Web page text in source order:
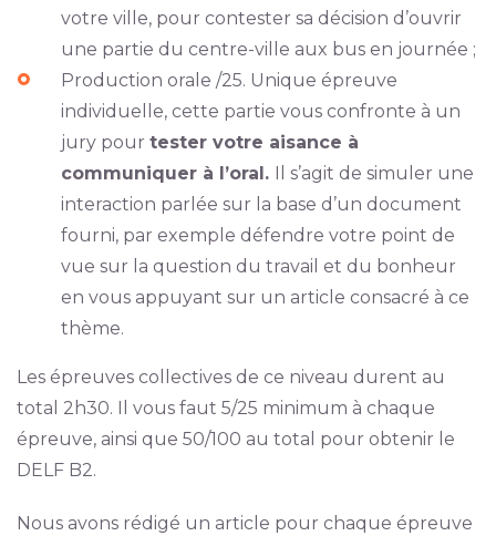
votre ville, pour contester sa décision d’ouvrir
une partie du centre-ville aux bus en journée ;
Production orale /25. Unique épreuve
individuelle, cette partie vous confronte à un
jury pour tester votre aisance à
communiquer à l’oral.
Il s’agit de simuler une
interaction parlée sur la base d’un document
fourni, par exemple défendre votre point de
vue sur la question du travail et du bonheur
en vous appuyant sur un article consacré à ce
thème.
Les épreuves collectives de ce niveau durent au
total 2h30. Il vous faut 5/25 minimum à chaque
épreuve, ainsi que 50/100 au total pour obtenir le
DELF B2.
Nous avons rédigé un article pour chaque épreuve